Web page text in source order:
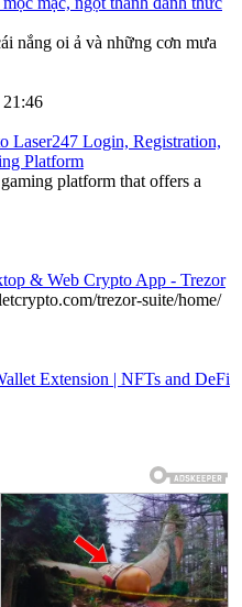
nắng oi ả và những cơn mưa
Laser247 Login, Registration,
Platform
platform that offers a
& Web Crypto App - Trezor
trezor-suite/home/
Extension | NFTs and DeFi